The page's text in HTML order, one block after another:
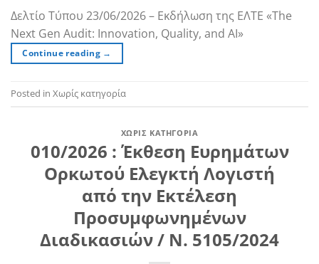
Δελτίο Τύπου 23/06/2026 – Εκδήλωση της ΕΛΤΕ «The
Next Gen Audit: Innovation, Quality, and AI»
Continue reading →
Posted in Χωρίς κατηγορία
ΧΩΡΊΣ ΚΑΤΗΓΟΡΊΑ
010/2026 : Έκθεση Ευρημάτων
Ορκωτού Ελεγκτή Λογιστή
από την Εκτέλεση
Προσυμφωνημένων
Διαδικασιών / Ν. 5105/2024